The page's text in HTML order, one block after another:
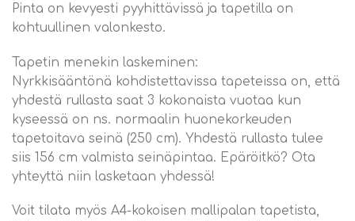
Pinta on kevyesti pyyhittävissä ja tapetilla on
kohtuullinen valonkesto.
Tapetin menekin laskeminen:
Nyrkkisääntönä kohdistettavissa tapeteissa on, että
yhdestä rullasta saat 3 kokonaista vuotaa kun
kyseessä on ns. normaalin huonekorkeuden
tapetoitava seinä (250 cm). Yhdestä rullasta tulee
siis 156 cm valmista seinäpintaa. Epäröitkö? Ota
yhteyttä niin lasketaan yhdessä!
Voit tilata myös A4-kokoisen mallipalan tapetista,